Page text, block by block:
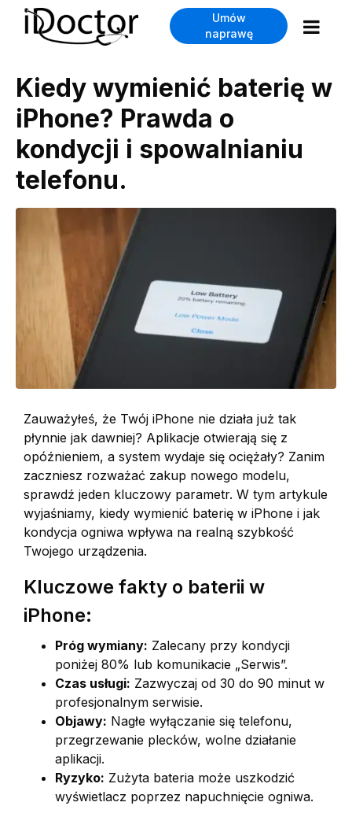
Umów
naprawę
Kiedy wymienić baterię w
iPhone? Prawda o
kondycji i spowalnianiu
telefonu.
Zauważyłeś, że Twój iPhone nie działa już tak
płynnie jak dawniej? Aplikacje otwierają się z
opóźnieniem, a system wydaje się ociężały? Zanim
zaczniesz rozważać zakup nowego modelu,
sprawdź jeden kluczowy parametr. W tym artykule
wyjaśniamy, kiedy wymienić baterię w iPhone i jak
kondycja ogniwa wpływa na realną szybkość
Twojego urządzenia.
Kluczowe fakty o baterii w
iPhone:
Próg wymiany: Zalecany przy kondycji
poniżej 80% lub komunikacie „Serwis”.
Czas usługi: Zazwyczaj od 30 do 90 minut w
profesjonalnym serwisie.
Objawy: Nagłe wyłączanie się telefonu,
przegrzewanie plecków, wolne działanie
aplikacji.
Ryzyko: Zużyta bateria może uszkodzić
wyświetlacz poprzez napuchnięcie ogniwa.